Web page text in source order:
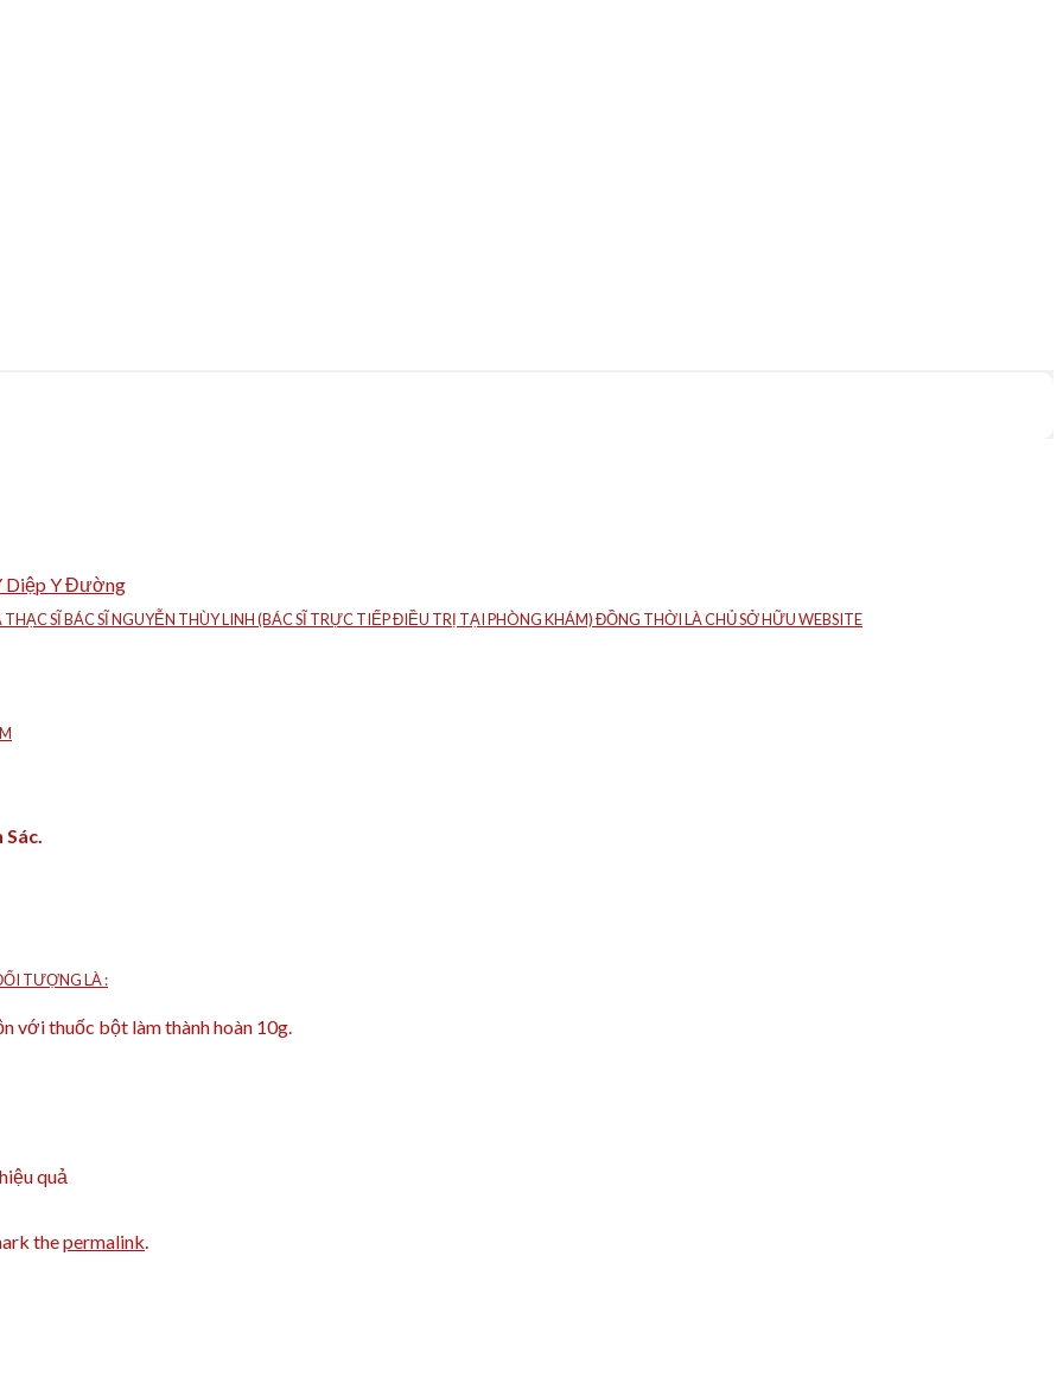
SĨ BÁC SĨ NGUYỄN THÙY LINH (BÁC SĨ TRỰC TIẾP ĐIỀU TRỊ TẠI PHÒNG KHÁM) ĐỒNG THỜI LÀ CHỦ SỞ HỮU WEBSITE
TƯỢNG LÀ :
Diệp Y Đường
với thuốc bột làm thành hoàn 10g.
quả
thepermalink.